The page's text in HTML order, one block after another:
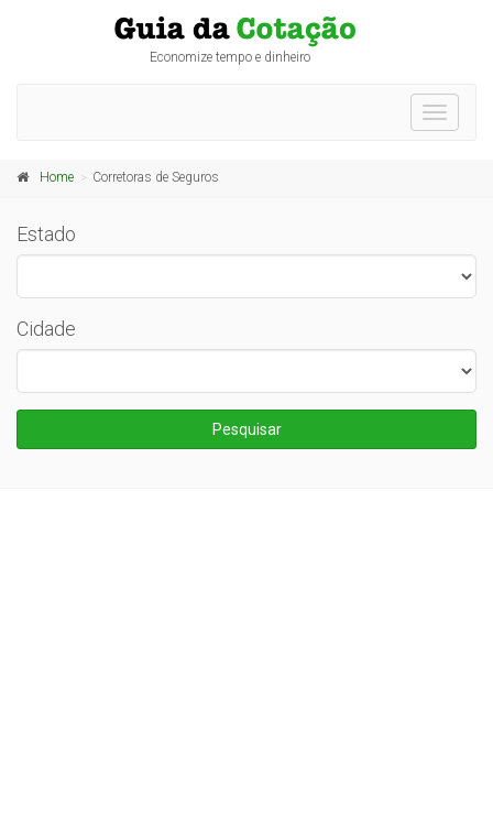
Economize tempo e dinheiro
Toggle
Home Corretoras de Seguros
Estado
Cidade
Pesquisar